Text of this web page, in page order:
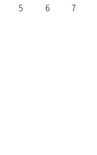
5 6 7